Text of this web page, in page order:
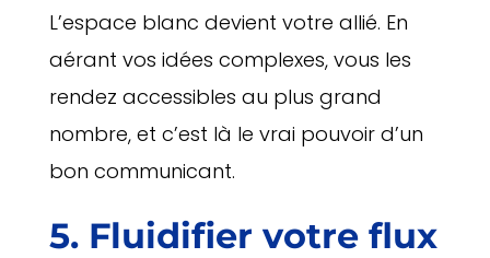
L’espace blanc devient votre allié. En
aérant vos idées complexes, vous les
rendez accessibles au plus grand
nombre, et c’est là le vrai pouvoir d’un
bon communicant.
5. Fluidifier votre flux